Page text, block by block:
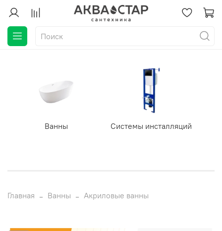
Ванны Системы инсталляций
Главная Ванны Акриловые ванны